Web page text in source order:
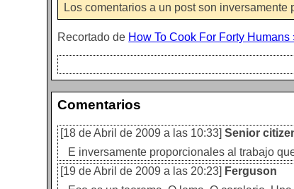
Los comentarios a un post son
Recortado de How To Cook For Forty
Comentarios
[18 de Abril de 2009 a las 10:33] Senior
E inversamente proporcionales al trabajo
[19 de Abril de 2009 a las 20:23] Ferguson